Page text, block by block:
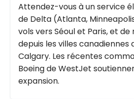
Attendez-vous à un service
de Delta (Atlanta,
vols vers Séoul et Paris, et
depuis les villes canadiennes
Calgary. Les récentes
Boeing de WestJet
expansion.